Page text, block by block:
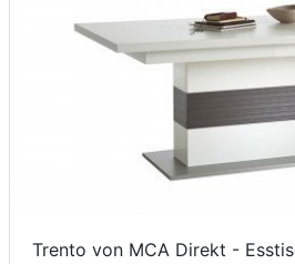
Trento von MCA Direkt -